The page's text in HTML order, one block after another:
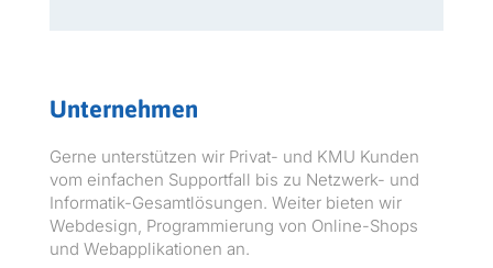
Unternehmen
Gerne unter­stützen wir Pri­vat- und KMU Kun­den
vom ein­fachen Sup­port­fall bis zu Net­zw­erk- und
Infor­matik-Gesamtlö­sun­gen. Weit­er bieten wir
Web­de­sign, Pro­gram­mierung von Online-Shops
und Webap­p­lika­tio­nen an.